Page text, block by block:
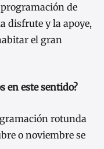
de
disfrute y la apoye,
el gran
en este sentido?
rotunda
o noviembre se